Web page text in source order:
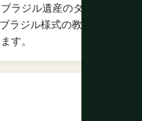
ラジル遺産のダ・シル
ラジル様式の教会がモ
す。